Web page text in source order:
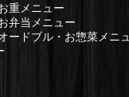
重メニュー
弁当メニュー
ードブル・お惣菜メニュ